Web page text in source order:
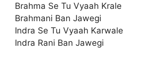
Brahma Se Tu Vyaah Krale
Brahmani Ban Jawegi
Indra Se Tu Vyaah Karwale
Indra Rani Ban Jawegi